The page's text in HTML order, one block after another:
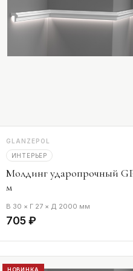
GLANZEPOL
ИНТЕРЬЕР
Молдинг ударопрочный
м
В 30 × Г 27 × Д 2000 мм
705 ₽